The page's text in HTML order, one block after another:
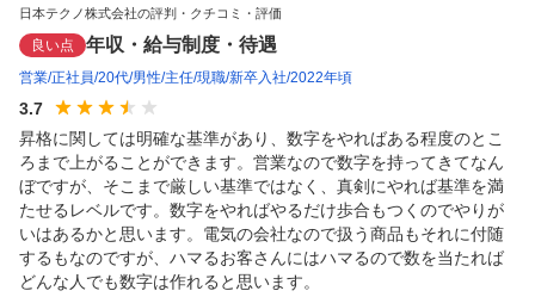
日本テクノ株式会社の評判・クチコミ・評価
良い点 年収・給与制度・待遇
営業 正社員 20代 男性 主任 現職 新卒入社 2022年頃
3.7
昇格に関しては明確な基準があり、数字をやればある程度のとこ
ろまで上がることができます。営業なので数字を持ってきてなん
ぼですが、そこまで厳しい基準ではなく、真剣にやれば基準を満
たせるレベルです。数字をやればやるだけ歩合もつくのでやりが
いはあるかと思います。電気の会社なので扱う商品もそれに付随
するもなのですが、ハマるお客さんにはハマるので数を当たれば
どんな人でも数字は作れると思います。